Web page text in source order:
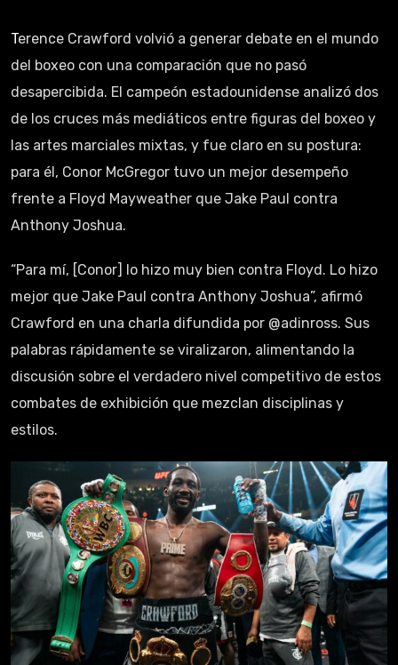
Terence Crawford volvió a generar debate en el mundo
del boxeo con una comparación que no pasó
desapercibida. El campeón estadounidense analizó dos
de los cruces más mediáticos entre figuras del boxeo y
las artes marciales mixtas, y fue claro en su postura:
para él, Conor McGregor tuvo un mejor desempeño
frente a Floyd Mayweather que Jake Paul contra
Anthony Joshua.
“Para mí, [Conor] lo hizo muy bien contra Floyd. Lo hizo
mejor que Jake Paul contra Anthony Joshua”, afirmó
Crawford en una charla difundida por @adinross. Sus
palabras rápidamente se viralizaron, alimentando la
discusión sobre el verdadero nivel competitivo de estos
combates de exhibición que mezclan disciplinas y
estilos.